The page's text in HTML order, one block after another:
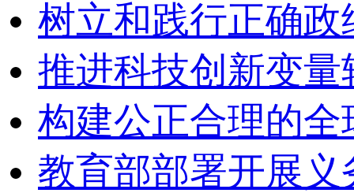
树立和践行正确
推进科技创新变
构建公正合理的
教育部部署开展义